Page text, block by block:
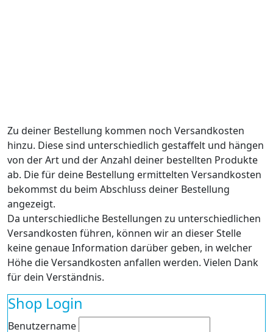
Zu deiner Bestellung kommen noch Versandkosten
hinzu. Diese sind unterschiedlich gestaffelt und hängen
von der Art und der Anzahl deiner bestellten Produkte
ab. Die für deine Bestellung ermittelten Versandkosten
bekommst du beim Abschluss deiner Bestellung
angezeigt.
Da unterschiedliche Bestellungen zu unterschiedlichen
Versandkosten führen, können wir an dieser Stelle
keine genaue Information darüber geben, in welcher
Höhe die Versandkosten anfallen werden. Vielen Dank
für dein Verständnis.
Shop Login
Benutzername